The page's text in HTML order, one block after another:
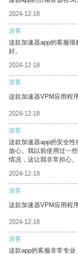
2024-12-18
游客
这款加速器app的客服
好。
2024-12-18
游客
这款加速器VPM应用程
2024-12-18
游客
这款加速器app的安全
放心。我以前使用过一
情况，这让我非常担心。
2024-12-18
游客
这款加速器VPM应用程
2024-12-18
游客
这款app的客服非常专